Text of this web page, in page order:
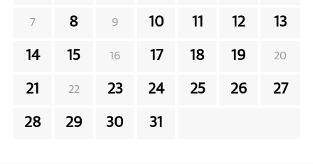
7 8 9 10 11 12 13
14 15 16 17 18 19 20
21 22 23 24 25 26 27
28 29 30 31